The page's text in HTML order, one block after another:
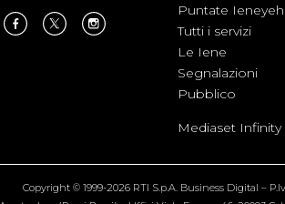
Puntate Ieneyeh
Tutti i servizi
Le Iene
Segnalazioni
Pubblico
Mediaset Infinity
Copyright © 1999-2026 RTI S.p.A. Business Digital –